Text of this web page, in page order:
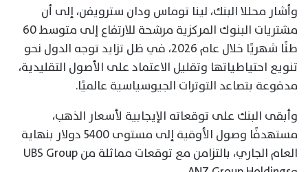
وأشار محللا البنك، لينا توماس ودان سترويفن، إلى أن
مشتريات البنوك المركزية مرشحة للارتفاع إلى متوسط 60
طنًا شهريًا خلال عام 2026، في ظل تزايد توجه الدول نحو
تنويع احتياطياتها وتقليل الاعتماد على الأصول التقليدية،
مدفوعة بتصاعد التوترات الجيوسياسية عالميًا.
وأبقى البنك على توقعاته الإيجابية لأسعار الذهب،
مستهدفًا وصول الأوقية إلى مستوى 5400 دولار بنهاية
العام الجاري، بالتزامن مع توقعات مماثلة من UBS Group